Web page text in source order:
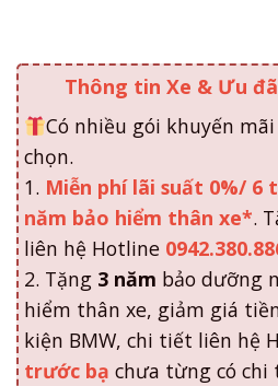
Thông tin Xe & Ưu
Có nhiều gói khuyến
chọn.
1. Miễn phí lãi suất 0%/ 6
năm bảo hiểm thân xe*.
liên hệ Hotline
2. Tặng 3 năm bảo dưỡng
hiểm thân xe, giảm giá
kiện BMW, chi tiết liên hệ
trước bạ chưa từng có chi